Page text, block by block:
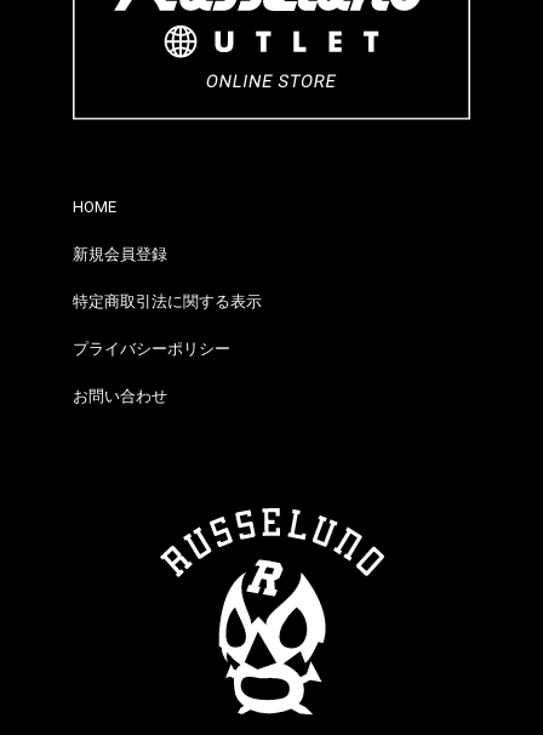
HOME
新規会員登録
特定商取引法に関する表示
プライバシーポリシー
お問い合わせ